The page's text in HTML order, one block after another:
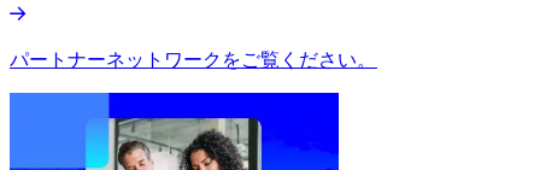
パートナーネットワークをご覧ください。​​